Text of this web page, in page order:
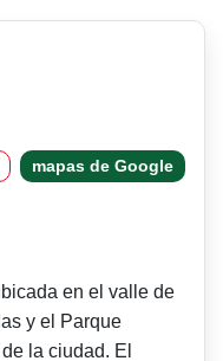
mapas de Google
en el valle de
y el Parque
la ciudad. El